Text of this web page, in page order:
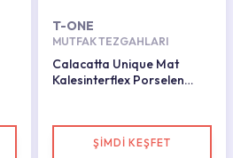
T-ONE
MUTFAK TEZGAHLARI
Calacatta Unique Mat
Kalesinterflex Porselen
ŞİMDİ KEŞFET